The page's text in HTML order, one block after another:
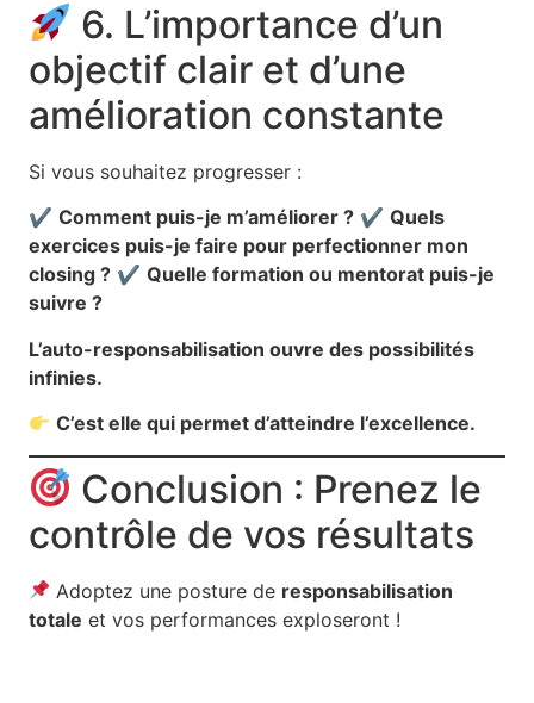
6. L’importance d’un
objectif clair et d’une
amélioration constante
Si vous souhaitez progresser :
✔ Comment puis-je m’améliorer ? ✔ Quels
exercices puis-je faire pour perfectionner mon
closing ? ✔ Quelle formation ou mentorat puis-je
suivre ?
L’auto-responsabilisation ouvre des possibilités
infinies.
C’est elle qui permet d’atteindre l’excellence.
Conclusion : Prenez le
contrôle de vos résultats
Adoptez une posture de responsabilisation
totale et vos performances exploseront !